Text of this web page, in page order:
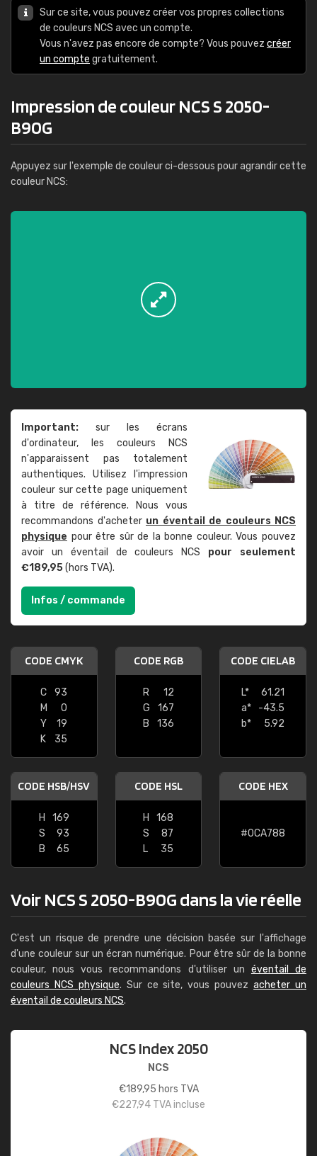
Sur ce site, vous pouvez créer vos propres collections
de couleurs NCS avec un compte.
Vous n'avez pas encore de compte? Vous pouvez créer
un compte gratuitement.
Impression de couleur NCS S 2050-
B90G
Appuyez sur l'exemple de couleur ci-dessous pour agrandir cette
couleur NCS:
Important: sur les écrans
d'ordinateur, les couleurs NCS
n'apparaissent pas totalement
authentiques. Utilisez l'impression
couleur sur cette page uniquement
à titre de référence. Nous vous
recommandons d'acheter un éventail de couleurs NCS
physique pour être sûr de la bonne couleur. Vous pouvez
avoir un éventail de couleurs NCS pour seulement
€189,95(hors TVA).
Infos / commande
CODE CMYK
C
93
M
0
Y
19
K
35
CODE RGB
R
12
G
167
B
136
CODE CIELAB
L*
61.21
a*
-43.5
b*
5.92
CODE HSB/HSV
H
169
S
93
B
65
CODE HSL
H
168
S
87
L
35
CODE HEX
#0CA788
Voir NCS S 2050-B90G dans la vie réelle
C'est un risque de prendre une décision basée sur l'affichage
d'une couleur sur un écran numérique. Pour être sûr de la bonne
couleur, nous vous recommandons d'utiliser un éventail de
couleurs NCS physique. Sur ce site, vous pouvezacheter un
éventail de couleurs NCS.
NCS Index 2050
NCS
€189,95 hors TVA
€227,94 TVA incluse